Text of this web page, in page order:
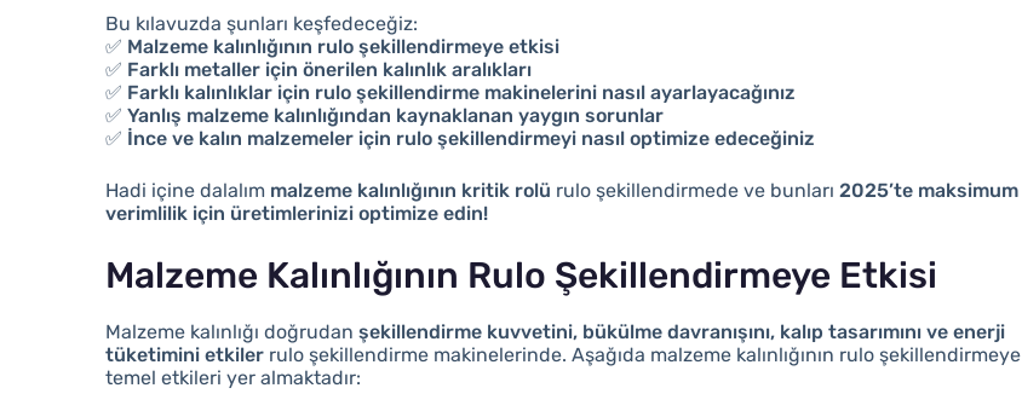
Bu kılavuzda şunları keşfedeceğiz:
✅ Malzeme kalınlığının rulo şekillendirmeye etkisi
✅ Farklı metaller için önerilen kalınlık aralıkları
✅ Farklı kalınlıklar için rulo şekillendirme makinelerini nasıl ayarlayacağınız
✅Yanlış malzeme kalınlığından kaynaklanan yaygın sorunlar
✅ İnce ve kalın malzemeler için rulo şekillendirmeyi nasıl optimize edeceğiniz
Hadi içine dalalım malzeme kalınlığının kritik rolü rulo şekillendirmede ve bunları2025’te maksimum
verimlilik için üretimlerinizi optimize edin!
Malzeme Kalınlığının Rulo Şekillendirmeye Etkisi
Malzeme kalınlığı doğrudanşekillendirme kuvvetini, bükülme davranışını, kalıp tasarımını ve enerji
tüketimini etkiler rulo şekillendirme makinelerinde. Aşağıda malzeme kalınlığının rulo şekillendirmeye
temel etkileri yer almaktadır: